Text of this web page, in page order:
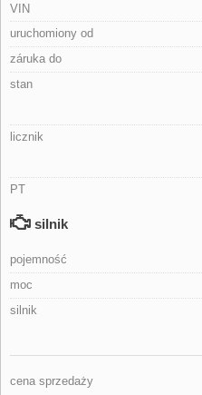
VIN
uruchomiony od
záruka do
stan
licznik
PT
silnik
pojemność
moc
silnik
cena sprzedaży